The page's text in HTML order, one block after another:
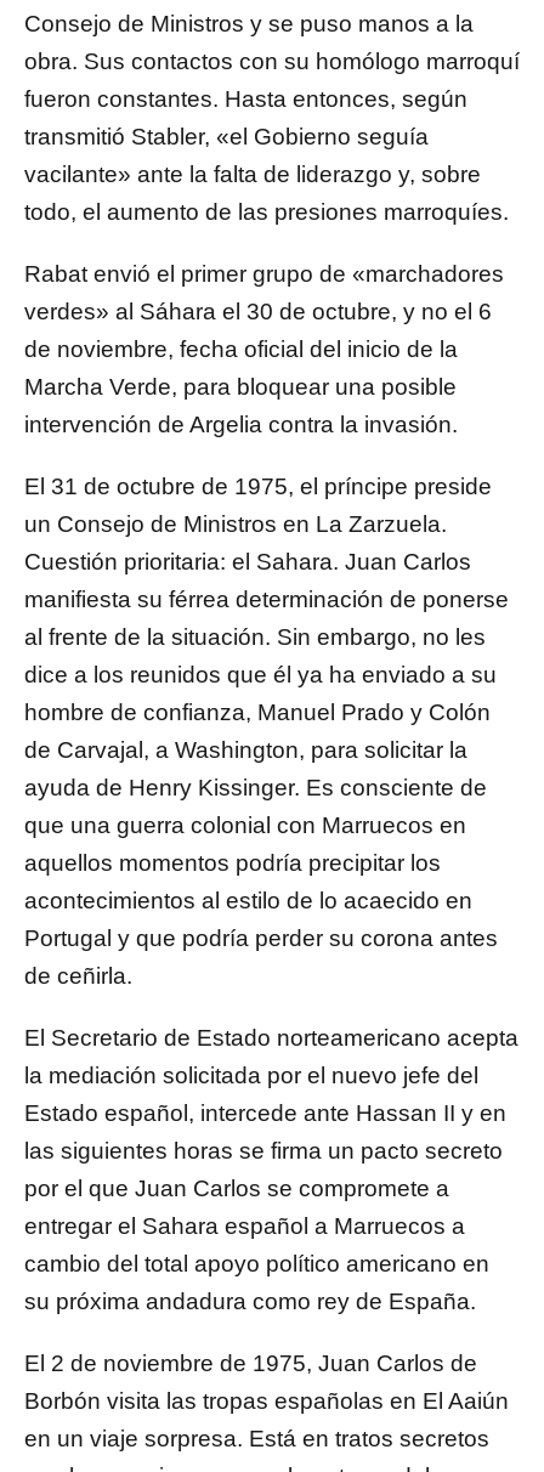
Consejo de Ministros y se puso manos a la
obra. Sus contactos con su homólogo marroquí
fueron constantes. Hasta entonces, según
transmitió Stabler, «el Gobierno seguía
vacilante» ante la falta de liderazgo y, sobre
todo, el aumento de las presiones marroquíes.
Rabat envió el primer grupo de «marchadores
verdes» al Sáhara el 30 de octubre, y no el 6
de noviembre, fecha oficial del inicio de la
Marcha Verde, para bloquear una posible
intervención de Argelia contra la invasión.
El 31 de octubre de 1975, el príncipe preside
un Consejo de Ministros en La Zarzuela.
Cuestión prioritaria: el Sahara. Juan Carlos
manifiesta su férrea determinación de ponerse
al frente de la situación. Sin embargo, no les
dice a los reunidos que él ya ha enviado a su
hombre de confianza, Manuel Prado y Colón
de Carvajal, a Washington, para solicitar la
ayuda de Henry Kissinger. Es consciente de
que una guerra colonial con Marruecos en
aquellos momentos podría precipitar los
acontecimientos al estilo de lo acaecido en
Portugal y que podría perder su corona antes
de ceñirla.
El Secretario de Estado norteamericano acepta
la mediación solicitada por el nuevo jefe del
Estado español, intercede ante Hassan II y en
las siguientes horas se firma un pacto secreto
por el que Juan Carlos se compromete a
entregar el Sahara español a Marruecos a
cambio del total apoyo político americano en
su próxima andadura como rey de España.
El 2 de noviembre de 1975, Juan Carlos de
Borbón visita las tropas españolas en El Aaiún
en un viaje sorpresa. Está en tratos secretos